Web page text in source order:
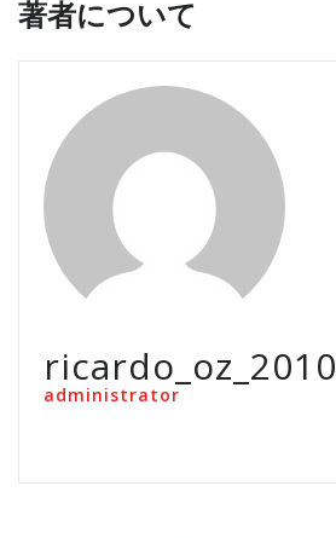
著者について
ricardo_oz_2010
administrator